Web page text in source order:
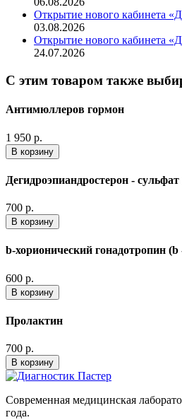
Открытие нового кабинета
03.08.2026
Открытие нового кабинета
24.07.2026
С этим товаром также
Антимюллеров гормон
1 950 р.
В корзину
Дегидроэпиандростерон -
700 р.
В корзину
b-хорионический гонадотропин
600 р.
В корзину
Пролактин
700 р.
В корзину
Современная медицинская
года.